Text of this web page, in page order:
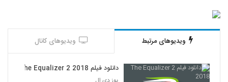
ویدیوهای مرتبط ویدیوهای کانال
دانلود فیلم The Equalizer 2 2018